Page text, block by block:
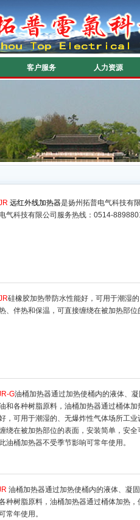
客户服务 人力资源
远红外线加热器是扬州拓普电气科技有
气科技有限公司服务热线：0514-
硅橡胶加热带防水性能好，可用于潮湿
、伴热和保温，可直接缠绕在被加热部位
G油桶加热器通过加热使桶内的液体、
和各种树脂原料，油桶加热器通过桶体
，可用于潮湿的、无爆炸性气体场所工
绕在被加热部位的表面，安装简单，安
油桶加热器不受季节影响可常年使用。
油桶加热器通过加热使桶内的液体、凝
种树脂原料，油桶加热器通过桶体加热
常年使用。